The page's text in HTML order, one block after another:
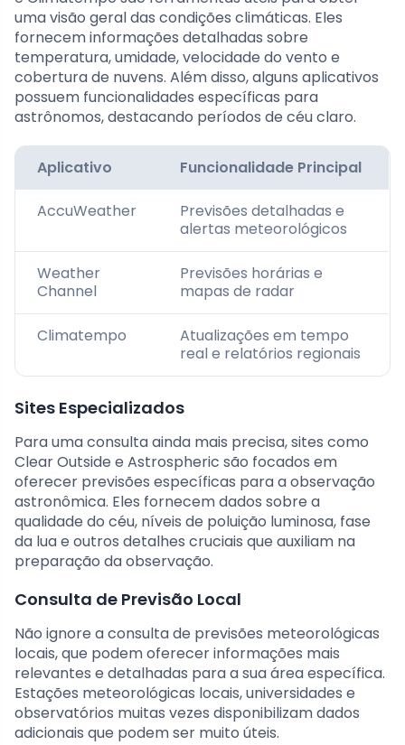
uma visão geral das condições climáticas. Eles
fornecem informações detalhadas sobre
temperatura, umidade, velocidade do vento e
cobertura de nuvens. Além disso, alguns aplicativos
possuem funcionalidades específicas para
astrônomos, destacando períodos de céu claro.
Aplicativo Funcionalidade Principal
AccuWeather
Previsões detalhadas e
alertas meteorológicos
Weather
Channel
Previsões horárias e
mapas de radar
Climatempo
Atualizações em tempo
real e relatórios regionais
Sites Especializados
Para uma consulta ainda mais precisa, sites como
Clear Outside e Astrospheric são focados em
oferecer previsões específicas para a observação
astronômica. Eles fornecem dados sobre a
qualidade do céu, níveis de poluição luminosa, fase
da lua e outros detalhes cruciais que auxiliam na
preparação da observação.
Consulta de Previsão Local
Não ignore a consulta de previsões meteorológicas
locais, que podem oferecer informações mais
relevantes e detalhadas para a sua área específica.
Estações meteorológicas locais, universidades e
observatórios muitas vezes disponibilizam dados
adicionais que podem ser muito úteis.